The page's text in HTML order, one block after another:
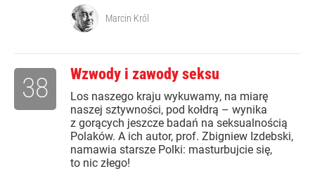
Marcin Król
Wzwody i zawody seksu
Los naszego kraju wykuwamy, na miarę
naszej sztywności, pod kołdrą – wynika
z gorących jeszcze badań na seksualnością
Polaków. A ich autor, prof. Zbigniew Izdebski,
namawia starsze Polki: masturbujcie się,
to nic złego!
38